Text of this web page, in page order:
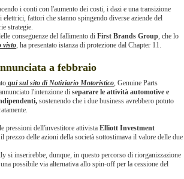
i conti con l'aumento dei costi, i dazi e una transizione
fattori che stanno spingendo diverse aziende del
strategie.
conseguenze del fallimento di First Brands Group, che lo
visto, ha presentato istanza di protezione dal Chapter 11.
a febbraio
qui sul sito di Notiziario Motoristico, Genuine Parts
l'intenzione di separare le attività automotive e
sostenendo che i due business avrebbero potuto
pressioni dell'investitore attivista Elliott Investment
prezzo delle azioni della società sottostimava il valore delle due
si inserirebbe, dunque, in questo percorso di riorganizzazione
possibile via alternativa allo spin-off per la cessione del